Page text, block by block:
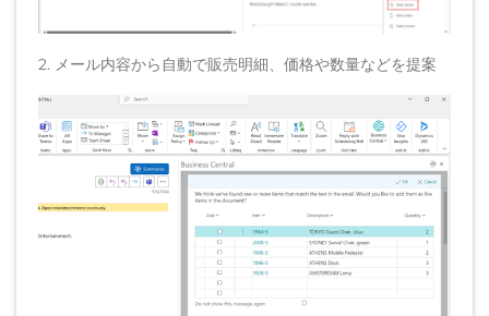
2. メール内容から自動で販売明細、価格や数量などを提案